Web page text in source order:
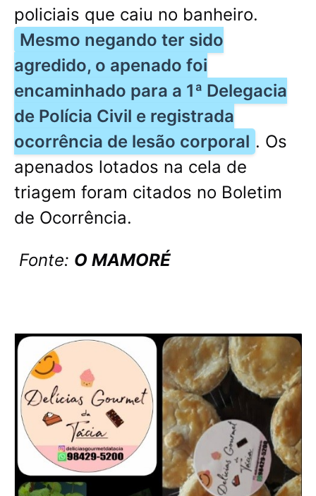
policiais que caiu no banheiro.
Mesmo negando ter sido
agredido, o apenado foi
encaminhado para a 1ª Delegacia
de Polícia Civil e registrada
ocorrência de lesão corporal . Os
apenados lotados na cela de
triagem foram citados no Boletim
de Ocorrência.
Fonte: O MAMORÉ